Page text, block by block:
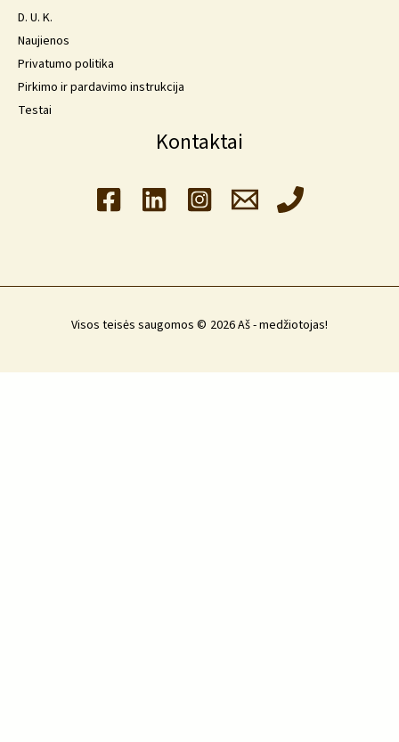
D. U. K.
Naujienos
Privatumo politika
Pirkimo ir pardavimo instrukcija
Testai
Kontaktai
Visos teisės saugomos © 2026 Aš - medžiotojas!